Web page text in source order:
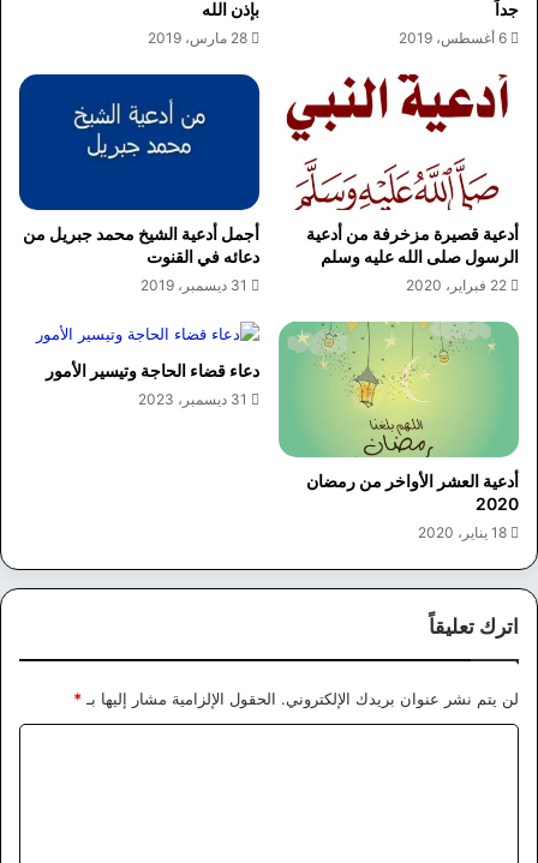
جداً
6 أغسطس، 2019
بإذن الله
28 مارس، 2019
أدعية قصيرة مزخرفة من أدعية
الرسول صلى الله عليه وسلم
22 فبراير، 2020
أجمل أدعية الشيخ محمد جبريل من
دعائه في القنوت
31 ديسمبر، 2019
أدعية العشر الأواخر من رمضان
2020
18 يناير، 2020
دعاء قضاء الحاجة وتيسير الأمور
31 ديسمبر، 2023
اترك تعليقاً
لن يتم نشر عنوان بريدك الإلكتروني. الحقول الإلزامية مشار إليها بـ *